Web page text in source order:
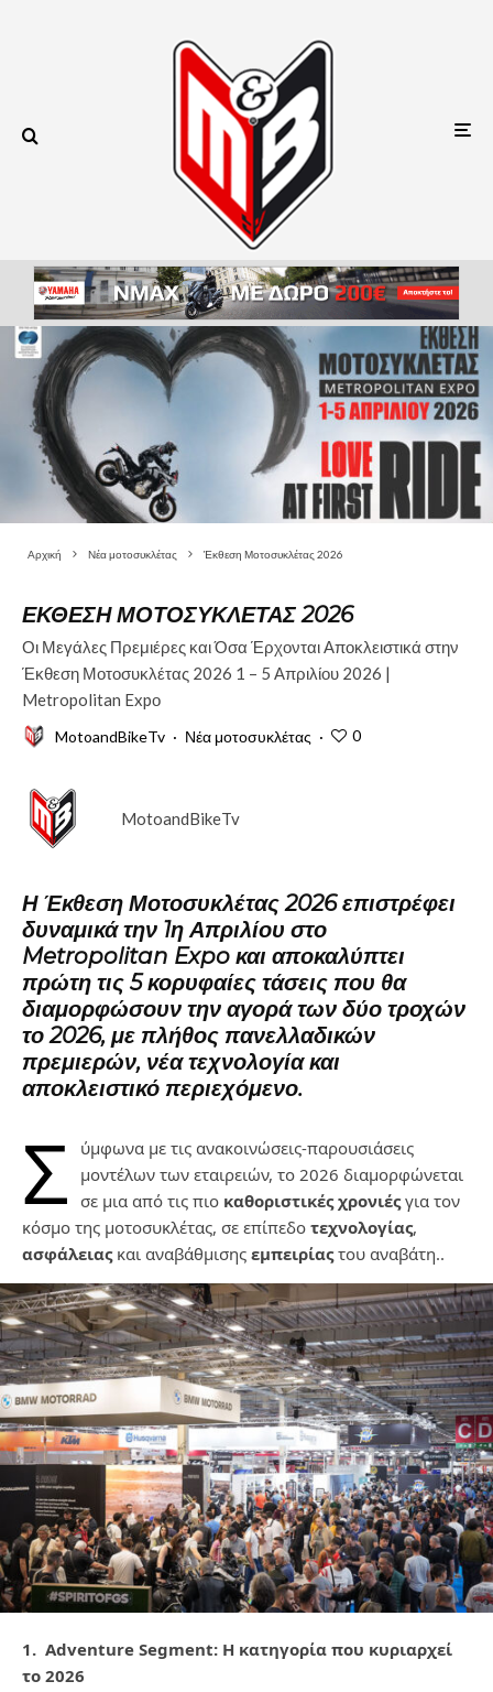
Αρχική Νέα μοτοσυκλέτας Έκθεση Μοτοσυκλέτας 2026
ΈΚΘΕΣΗ ΜΟΤΟΣΥΚΛΈΤΑΣ 2026
Οι Μεγάλες Πρεμιέρες και Όσα Έρχονται Αποκλειστικά στην
Έκθεση Μοτοσυκλέτας 2026 1 – 5 Απριλίου 2026 |
Metropolitan Expο
MotoandBikeTv · Νέα μοτοσυκλέτας · 0
MotoandBikeTv
Η Έκθεση Μοτοσυκλέτας 2026 επιστρέφει
δυναμικά την 1η Απριλίου στο
Metropolitan Expo και αποκαλύπτει
πρώτη τις 5 κορυφαίες τάσεις που θα
διαμορφώσουν την αγορά των δύο τροχών
το 2026, με πλήθος πανελλαδικών
πρεμιερών, νέα τεχνολογία και
αποκλειστικό περιεχόμενο.
Σ
ύμφωνα με τις ανακοινώσεις-παρουσιάσεις
μοντέλων των εταιρειών, το 2026 διαμορφώνεται
σε μια από τις πιο καθοριστικές χρονιέςγια τον
κόσμο της μοτοσυκλέτας, σε επίπεδο τεχνολογίας,
ασφάλειαςκαι αναβάθμισης εμπειρίαςτου αναβάτη..
1. Adventure Segment: H κατηγορία που κυριαρχεί
το 2026